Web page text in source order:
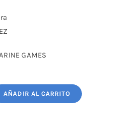
GAMES
AÑADIR AL CARRITO